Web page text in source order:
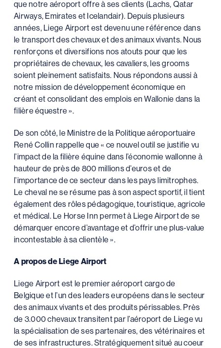
que notre aéroport offre à ses clients (Lachs, Qatar
Airways, Emirates et Icelandair). Depuis plusieurs
années, Liege Airport est devenu une référence dans
le transport des chevaux et des animaux vivants. Nous
renforçons et diversifions nos atouts pour que les
propriétaires de chevaux, les cavaliers, les grooms
soient pleinement satisfaits. Nous répondons aussi à
notre mission de développement économique en
créant et consolidant des emplois en Wallonie dans la
filière équestre ».
De son côté, le Ministre de la Politique aéroportuaire
René Collin rappelle que « ce nouvel outil se justifie vu
l’impact de la filière équine dans l’économie wallonne à
hauteur de près de 800 millions d’euros et de
l’importance de ce secteur dans les pays limitrophes.
Le cheval ne se résume pas à son aspect sportif, il tient
également des rôles pédagogique, touristique, agricole
et médical. Le Horse Inn permet à Liege Airport de se
démarquer encore d’avantage et d’offrir une plus-value
incontestable à sa clientèle ».
A propos de Liege Airport
Liege Airport est le premier aéroport cargo de
Belgique et l’un des leaders européens dans le secteur
des animaux vivants et des produits périssables. Près
de 3.000 chevaux transitent par l’aéroport de Liege vu
la spécialisation de ses partenaires, des vétérinaires et
de ses infrastructures. Stratégiquement situé au coeur